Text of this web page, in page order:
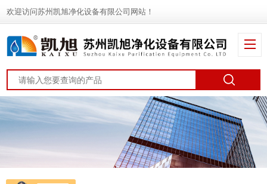
欢迎访问苏州凯旭净化设备有限公司网站！